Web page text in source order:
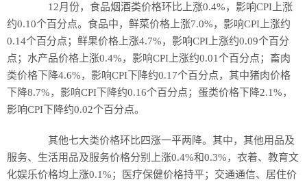
12月份，食品烟酒类价格环比上涨0.4%，影响CPI上涨
约0.10个百分点。食品中，鲜菜价格上涨7.0%，影响CPI上涨约
0.14个百分点；鲜果价格上涨4.7%，影响CPI上涨约0.09个百分
点；水产品价格上涨0.4%，影响CPI上涨约0.01个百分点；畜肉
类价格下降4.6%，影响CPI下降约0.17个百分点，其中猪肉价格
下降8.7%，影响CPI下降约0.16个百分点；蛋类价格下降2.1%，
影响CPI下降约0.02个百分点。
其他七大类价格环比四涨一平两降。其中，其他用品及
服务、生活用品及服务价格分别上涨0.4%和0.3%，衣着、教育文
化娱乐价格均上涨0.1%；医疗保健价格持平；交通通信、居住价